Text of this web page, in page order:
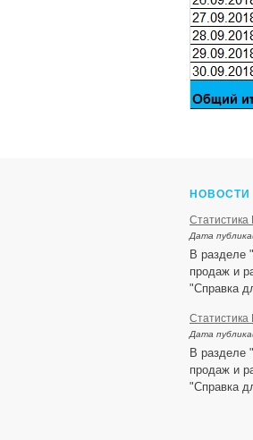
НОВОСТИ
Дата
В разделе
продаж и
"Справка
Дата
В разделе
продаж и
"Справка